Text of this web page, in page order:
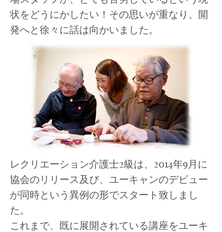
状をどうにかしたい！その思いが重なり、開
発へと徐々に話は向かいました。
レクリエーション介護士2級は、2014年9月に
協会のリリース及び、ユーキャンのデビュー
が同時という異例の形でスタート致しまし
た。
これまで、既に展開されている講座をユーキ